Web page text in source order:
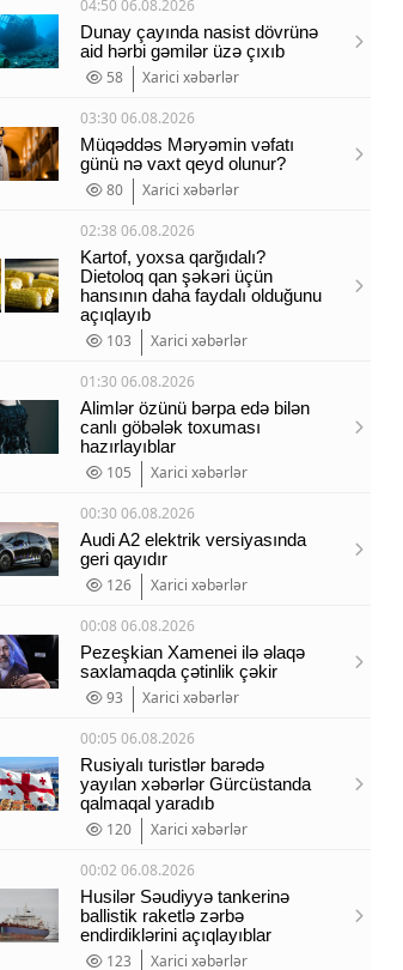
04:50 06.08.2026
Dunay çayında nasist dövrünə
aid hərbi gəmilər üzə çıxıb
58
Xarici xəbərlər
03:30 06.08.2026
Müqəddəs Məryəmin vəfatı
günü nə vaxt qeyd olunur?
80
Xarici xəbərlər
02:38 06.08.2026
Kartof, yoxsa qarğıdalı?
Dietoloq qan şəkəri üçün
hansının daha faydalı olduğunu
açıqlayıb
103
Xarici xəbərlər
01:30 06.08.2026
Alimlər özünü bərpa edə bilən
canlı göbələk toxuması
hazırlayıblar
105
Xarici xəbərlər
00:30 06.08.2026
Audi A2 elektrik versiyasında
geri qayıdır
126
Xarici xəbərlər
00:08 06.08.2026
Pezeşkian Xamenei ilə əlaqə
saxlamaqda çətinlik çəkir
93
Xarici xəbərlər
00:05 06.08.2026
Rusiyalı turistlər barədə
yayılan xəbərlər Gürcüstanda
qalmaqal yaradıb
120
Xarici xəbərlər
00:02 06.08.2026
Husilər Səudiyyə tankerinə
ballistik raketlə zərbə
endirdiklərini açıqlayıblar
123
Xarici xəbərlər